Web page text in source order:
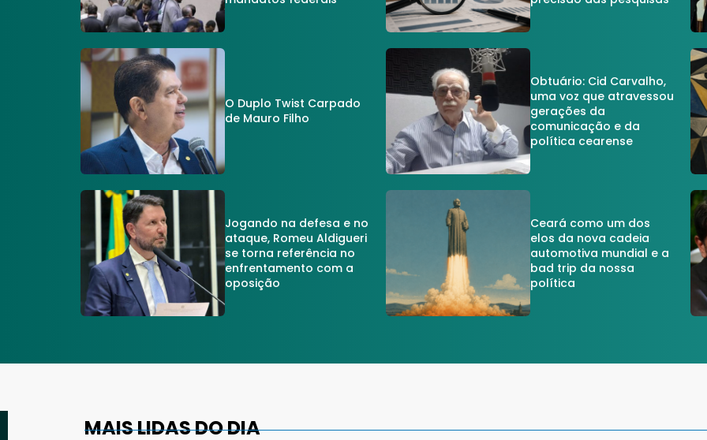
O Duplo Twist Carpado
de Mauro Filho
Obtuário: Cid Carvalho,
uma voz que atravessou
gerações da
comunicação e da
política cearense
Jogando na defesa e no
ataque, Romeu Aldigueri
se torna referência no
enfrentamento com a
oposição
Ceará como um dos
elos da nova cadeia
automotiva mundial e a
bad trip da nossa
política
MAIS LIDAS DO DIA